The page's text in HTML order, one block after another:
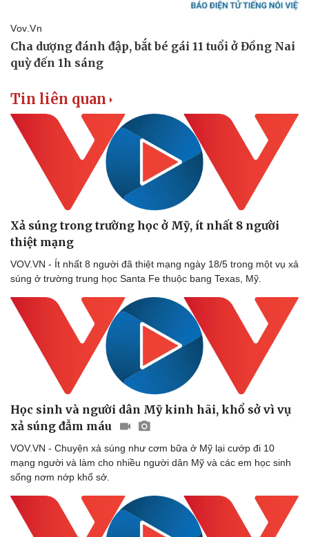
Tin liên quan
Xả súng trong trường học ở Mỹ, ít nhất 8 người
thiệt mạng
VOV.VN - Ít nhất 8 người đã thiệt mạng ngày 18/5 trong một vụ xả
súng ở trường trung học Santa Fe thuộc bang Texas, Mỹ.
Học sinh và người dân Mỹ kinh hãi, khổ sở vì vụ
xả súng đẫm máu
VOV.VN - Chuyện xả súng như cơm bữa ở Mỹ lại cướp đi 10
mạng người và làm cho nhiều người dân Mỹ và các em học sinh
sống nơm nớp khổ sở.